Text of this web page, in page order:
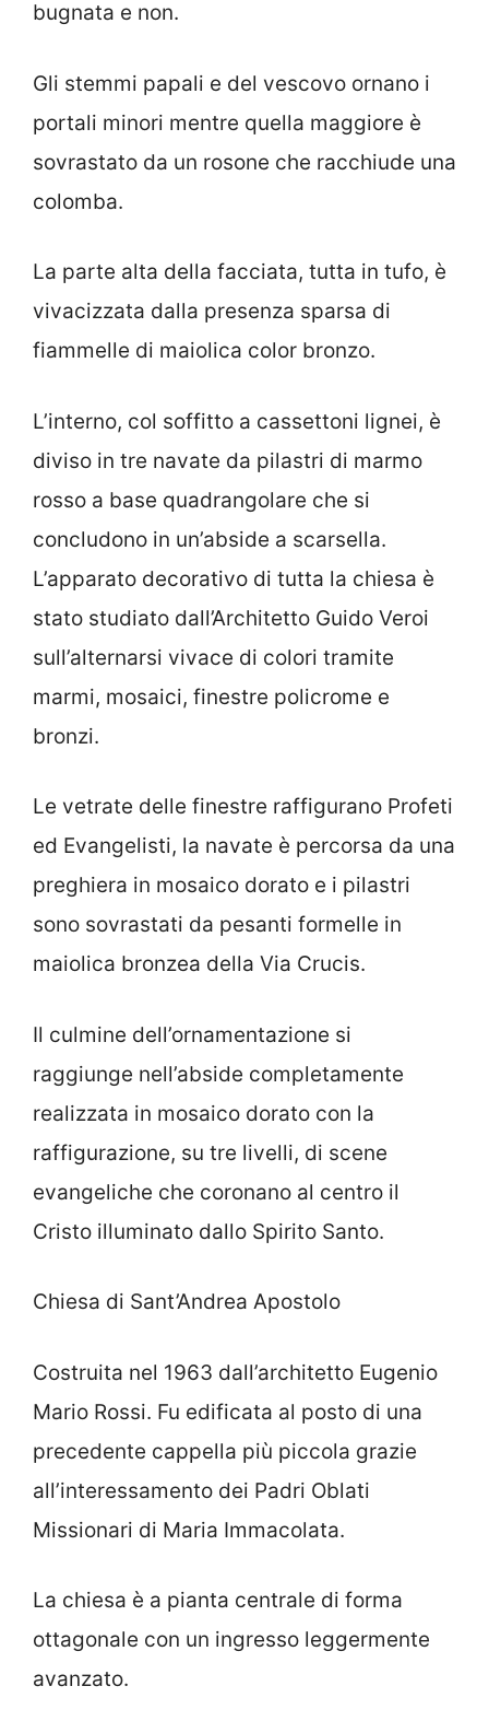
bugnata e non.
Gli stemmi papali e del vescovo ornano i
portali minori mentre quella maggiore è
sovrastato da un rosone che racchiude una
colomba.
La parte alta della facciata, tutta in tufo, è
vivacizzata dalla presenza sparsa di
fiammelle di maiolica color bronzo.
L’interno, col soffitto a cassettoni lignei, è
diviso in tre navate da pilastri di marmo
rosso a base quadrangolare che si
concludono in un’abside a scarsella.
L’apparato decorativo di tutta la chiesa è
stato studiato dall’Architetto Guido Veroi
sull’alternarsi vivace di colori tramite
marmi, mosaici, finestre policrome e
bronzi.
Le vetrate delle finestre raffigurano Profeti
ed Evangelisti, la navate è percorsa da una
preghiera in mosaico dorato e i pilastri
sono sovrastati da pesanti formelle in
maiolica bronzea della Via Crucis.
Il culmine dell’ornamentazione si
raggiunge nell’abside completamente
realizzata in mosaico dorato con la
raffigurazione, su tre livelli, di scene
evangeliche che coronano al centro il
Cristo illuminato dallo Spirito Santo.
Chiesa di Sant’Andrea Apostolo
Costruita nel 1963 dall’architetto Eugenio
Mario Rossi. Fu edificata al posto di una
precedente cappella più piccola grazie
all’interessamento dei Padri Oblati
Missionari di Maria Immacolata.
La chiesa è a pianta centrale di forma
ottagonale con un ingresso leggermente
avanzato.